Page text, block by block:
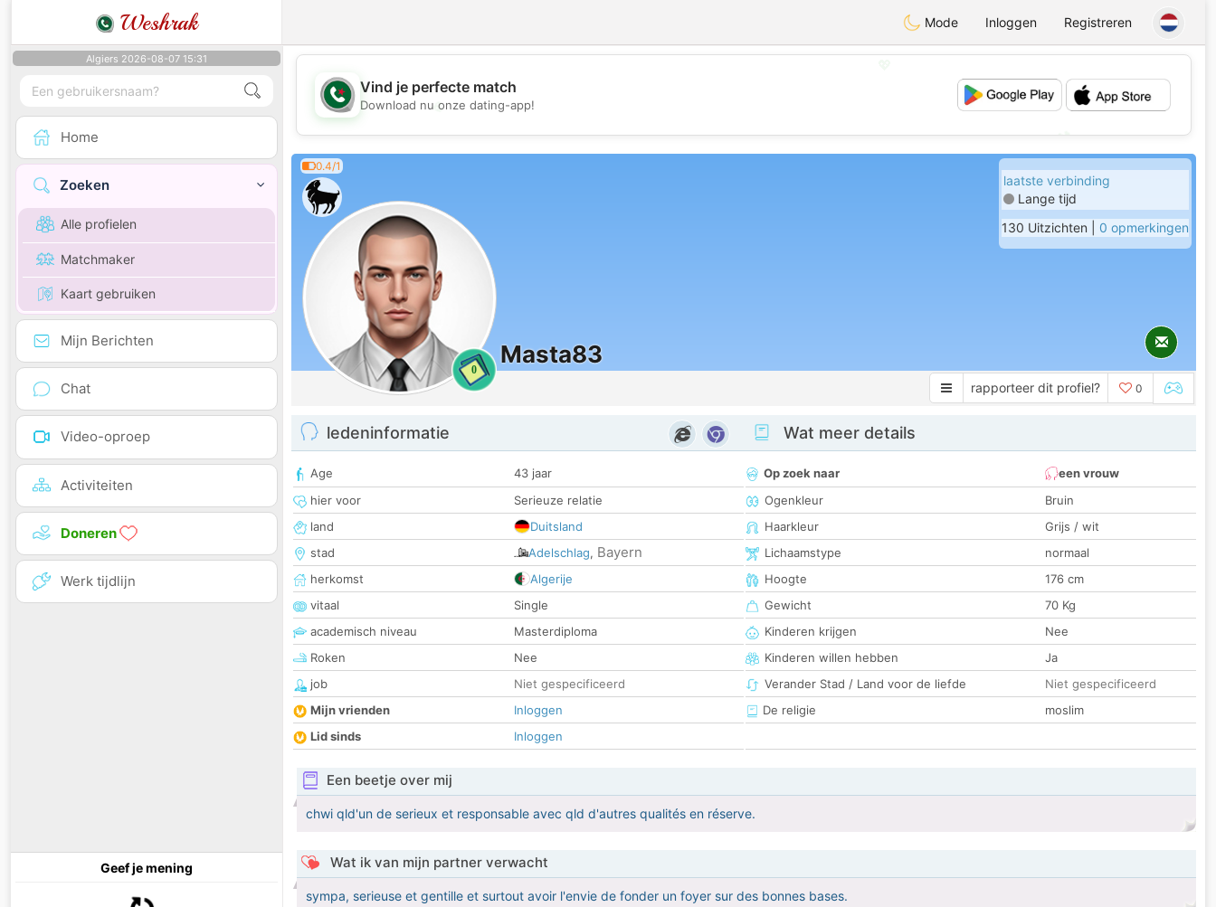
Weshrak Mode Inloggen Registreren
Algiers 2026-08-07 15:31
Home
Zoeken
Alle profielen
Matchmaker
Kaart gebruiken
Mijn Berichten
Chat
Video-oproep
Activiteiten
Doneren
Werk tijdlijn
Geef je mening
💖
Vind je perfecte match
Download nu onze dating-app!
0.4/1
0
Masta83
laatste verbinding
Lange tijd
130 Uitzichten | 0 opmerkingen
rapporteer dit profiel? 0
ledeninformatie
Age
43 jaar
hier voor
Serieuze relatie
land
Duitsland
stad
Adelschlag, Bayern
herkomst
Algerije
vitaal
Single
academisch niveau
Masterdiploma
Roken
Nee
job
Niet gespecificeerd
Mijn vrienden
Inloggen
Lid sinds
Inloggen
Wat meer details
Op zoek naar
een vrouw
Ogenkleur
Bruin
Haarkleur
Grijs / wit
Lichaamstype
normaal
Hoogte
176 cm
Gewicht
70 Kg
Kinderen krijgen
Nee
Kinderen willen hebben
Ja
Verander Stad / Land voor de liefde
Niet gespecificeerd
De religie
moslim
Een beetje over mij
chwi qld'un de serieux et responsable avec qld d'autres qualités en réserve.
Wat ik van mijn partner verwacht
sympa, serieuse et gentille et surtout avoir l'envie de fonder un foyer sur des bonnes bases.